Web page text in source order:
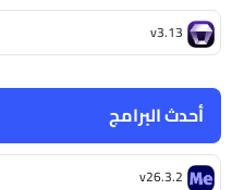
أحدث البرامج
v26.3.2
v3.13